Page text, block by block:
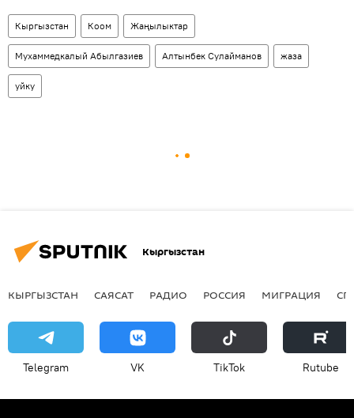
Кыргызстан Коом Жаңылыктар
Мухаммедкалый Абылгазиев Алтынбек Сулайманов жаза
уйку
Кыргызстан
КЫРГЫЗСТАН САЯСАТ РАДИО РОССИЯ МИГРАЦИЯ
Telegram VK ТikТоk Rutube